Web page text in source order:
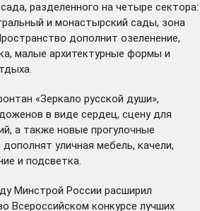
разделенного на четыре сектора:
и монастырский сады, зона
дополнит озеленение,
малые архитектурные формы и
«Зеркало русской души»,
в виде сердец, сцену для
а также новые прогулочные
уличная мебель, качели,
и подсветка.
Минстрой России расширил
Всероссийском конкурсе лучших